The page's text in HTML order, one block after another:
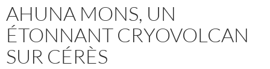
AHUNA MONS, UN
ÉTONNANT CRYOVOLCAN
SUR CÉRÈS